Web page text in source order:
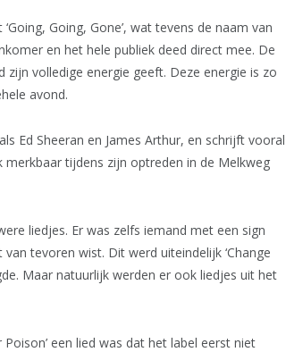
Going, Gone’, wat tevens de naam van
en het hele publiek deed direct mee. De
volledige energie geeft. Deze energie is zo
avond.
Ed Sheeran en James Arthur, en schrijft vooral
tijdens zijn optreden in de Melkweg
liedjes. Er was zelfs iemand met een sign
tevoren wist. Dit werd uiteindelijk ‘Change
Maar natuurlijk werden er ook liedjes uit het
een lied was dat het label eerst niet